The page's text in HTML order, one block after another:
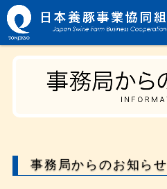
事務局からのお知らせ